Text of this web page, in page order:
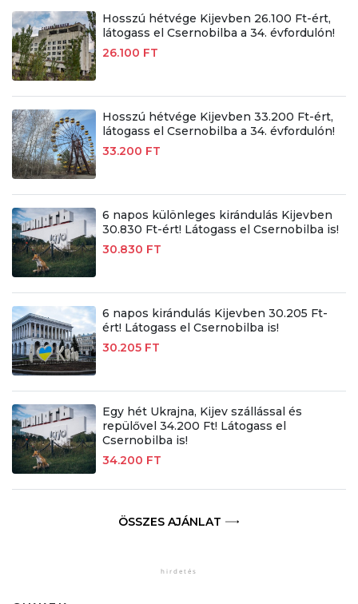
Hosszú hétvége Kijevben 26.100 Ft-ért,
látogass el Csernobilba a 34. évfordulón!
26.100 FT
Hosszú hétvége Kijevben 33.200 Ft-ért,
látogass el Csernobilba a 34. évfordulón!
33.200 FT
6 napos különleges kirándulás Kijevben
30.830 Ft-ért! Látogass el Csernobilba is!
30.830 FT
6 napos kirándulás Kijevben 30.205 Ft-
ért! Látogass el Csernobilba is!
30.205 FT
Egy hét Ukrajna, Kijev szállással és
repülővel 34.200 Ft! Látogass el
Csernobilba is!
34.200 FT
ÖSSZES AJÁNLAT